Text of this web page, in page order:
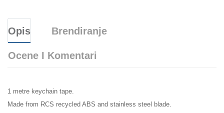
Opis Brendiranje
Ocene I Komentari
1 metre keychain tape.
Made from RCS recycled ABS and stainless steel blade.